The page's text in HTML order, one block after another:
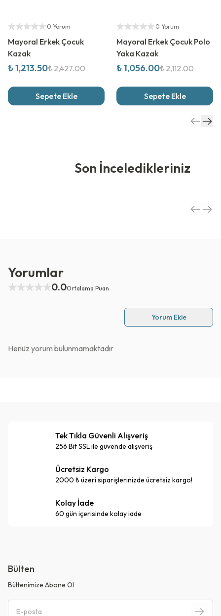
Yetkili Satıcı
0 Yorum
Mayoral Erkek Çocuk
Kazak
₺ 1,213.50₺ 2,427.00
Sepete Ekle
Yetkili Satıcı
0 Yorum
Mayoral Erkek Çocuk Polo
Yaka Kazak
₺ 1,056.00₺ 2,112.00
Sepete Ekle
Son İnceledikleriniz
Yorumlar
0.0Ortalama Puan
Yorum Ekle
Henüz yorum bulunmamaktadır
Tek Tıkla Güvenli Alışveriş
256 Bit SSL ile güvende alışveriş
Ücretsiz Kargo
2000 ₺ üzeri siparişlerinizde ücretsiz kargo!
Kolay İade
60 gün içerisinde kolay iade
Bülten
Bültenimize Abone Ol